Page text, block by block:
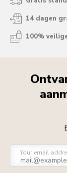
14 dagen
100%
Your email